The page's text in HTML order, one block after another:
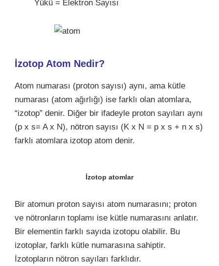
Yükü = Elektron Sayısı
İzotop Atom Nedir?
Atom numarası (proton sayısı) aynı, ama kütle
numarası (atom ağırlığı) ise farklı olan atomlara,
“izotop” denir. Diğer bir ifadeyle proton sayıları aynı
(p x s= A x N), nötron sayısı (K x N = p x s + n x s)
farklı atomlara izotop atom denir.
İzotop atomlar
Bir atomun proton sayısı atom numarasını; proton
ve nötronların toplamı ise kütle numarasını anlatır.
Bir elementin farklı sayıda izotopu olabilir. Bu
izotoplar, farklı kütle numarasına sahiptir.
İzotopların nötron sayıları farklıdır.